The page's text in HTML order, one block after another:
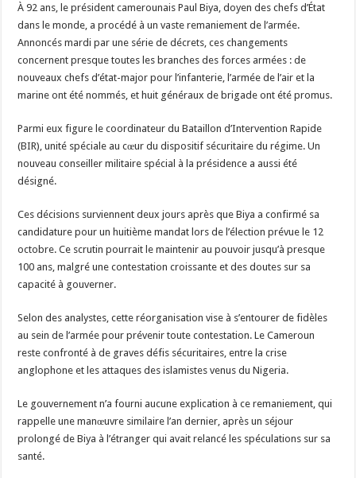
consolider
son
pouvoir
avant
l’élection
présidentielle
À 92 ans, le président camerounais Paul Biya, doyen des chefs d’État
dans le monde, a procédé à un vaste remaniement de l’armée.
Annoncés mardi par une série de décrets, ces changements
concernent presque toutes les branches des forces armées : de
nouveaux chefs d’état-major pour l’infanterie, l’armée de l’air et la
marine ont été nommés, et huit généraux de brigade ont été promus.
Parmi eux figure le coordinateur du Bataillon d’Intervention Rapide
(BIR), unité spéciale au cœur du dispositif sécuritaire du régime. Un
nouveau conseiller militaire spécial à la présidence a aussi été
désigné.
Ces décisions surviennent deux jours après que Biya a confirmé sa
candidature pour un huitième mandat lors de l’élection prévue le 12
octobre. Ce scrutin pourrait le maintenir au pouvoir jusqu’à presque
100 ans, malgré une contestation croissante et des doutes sur sa
capacité à gouverner.
Selon des analystes, cette réorganisation vise à s’entourer de fidèles
au sein de l’armée pour prévenir toute contestation. Le Cameroun
reste confronté à de graves défis sécuritaires, entre la crise
anglophone et les attaques des islamistes venus du Nigeria.
Le gouvernement n’a fourni aucune explication à ce remaniement, qui
rappelle une manœuvre similaire l’an dernier, après un séjour
prolongé de Biya à l’étranger qui avait relancé les spéculations sur sa
santé.